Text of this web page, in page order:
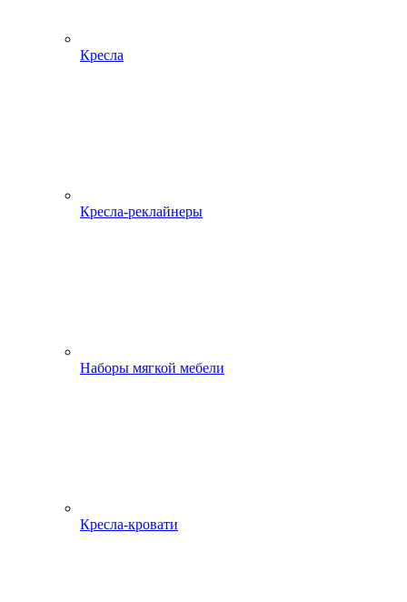
Кресла
Кресла-реклайнеры
Наборы мягкой мебели
Кресла-кровати